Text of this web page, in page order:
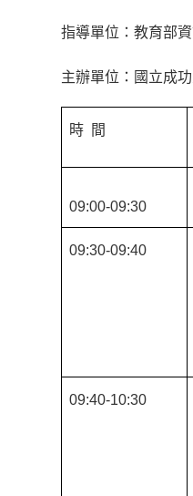
指導單位：教育部
主辦單位：國立成
時 間
09:00-09:30
09:30-09:40
09:40-10:30